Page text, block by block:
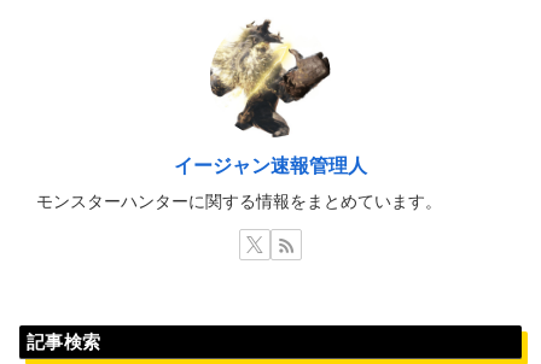
イージャン速報管理人
モンスターハンターに関する情報をまとめています。
記事検索